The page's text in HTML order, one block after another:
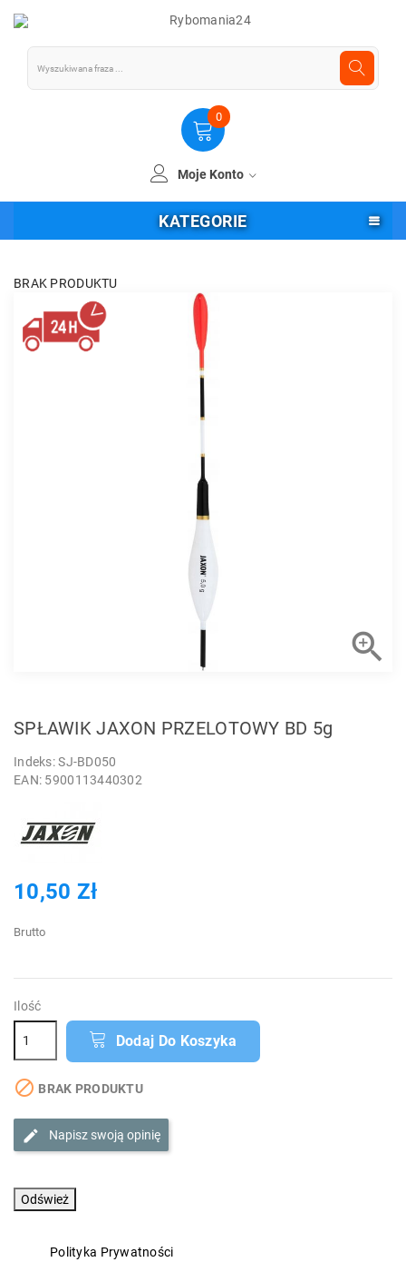
0
Moje Konto
KATEGORIE
BRAK PRODUKTU

SPŁAWIK JAXON PRZELOTOWY BD 5g
Indeks: SJ-BD050
EAN: 5900113440302
10,50 Zł
Brutto
Ilość
Dodaj Do Koszyka
 BRAK PRODUKTU
Napisz swoją opinię
Polityka Prywatności